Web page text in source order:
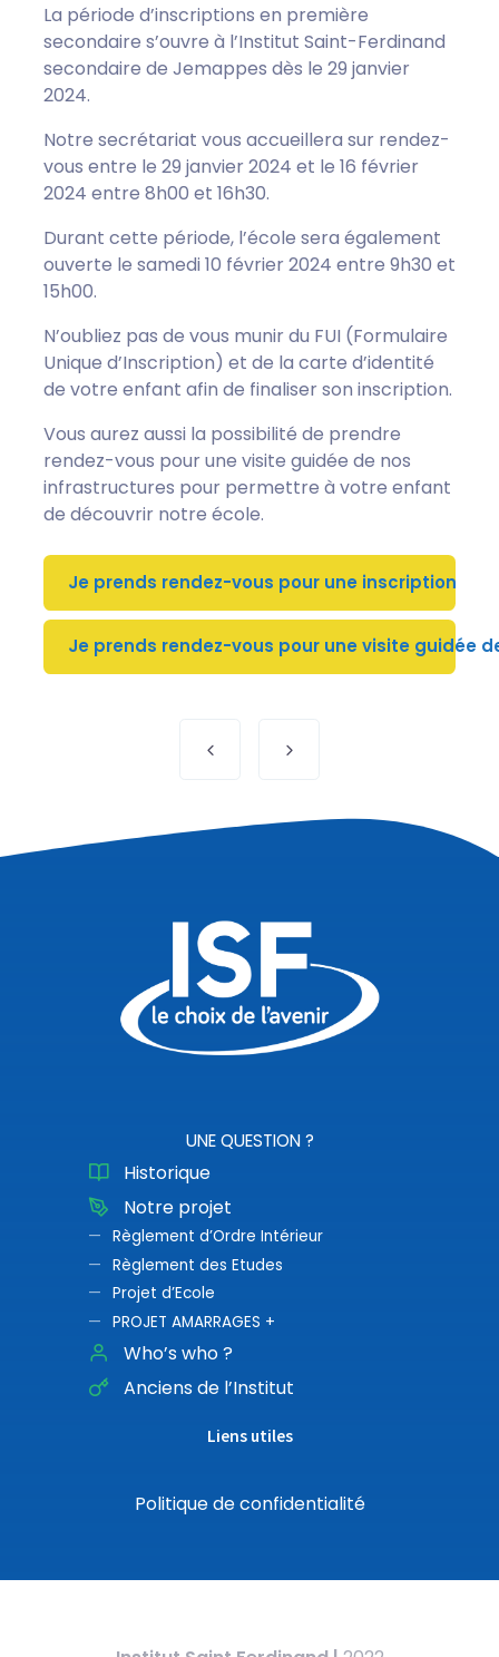
La période d’inscriptions en première
secondaire s’ouvre à l’Institut Saint-Ferdinand
secondaire de Jemappes dès le 29 janvier
2024.
Notre secrétariat vous accueillera sur rendez-
vous entre le 29 janvier 2024 et le 16 février
2024 entre 8h00 et 16h30.
Durant cette période, l’école sera également
ouverte le samedi 10 février 2024 entre 9h30 et
15h00.
N’oubliez pas de vous munir du FUI (Formulaire
Unique d’Inscription) et de la carte d’identité
de votre enfant afin de finaliser son inscription.
Vous aurez aussi la possibilité de prendre
rendez-vous pour une visite guidée de nos
infrastructures pour permettre à votre enfant
de découvrir notre école.
Je prends rendez-vous pour une inscription
Je prends rendez-vous pour une visite guidée de
UNE QUESTION ?
Historique
Notre projet
Règlement d’Ordre Intérieur
Règlement des Etudes
Projet d’Ecole
PROJET AMARRAGES +
Who’s who ?
Anciens de l’Institut
Liens utiles
Politique de confidentialité